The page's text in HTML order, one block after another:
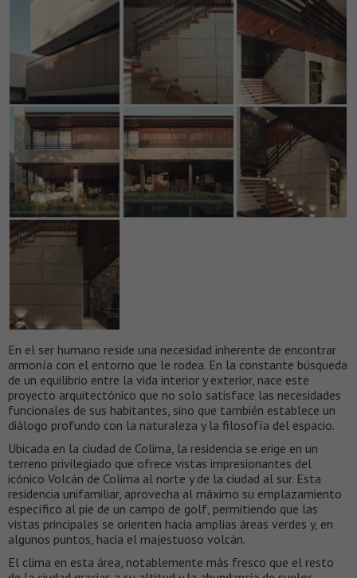
En el ser humano reside una necesidad inherente de encontrar
armonía con el entorno que le rodea. En la constante búsqueda
de un equilibrio entre la vida interior y exterior, nace este
proyecto arquitectónico que no solo satisface las necesidades
funcionales de sus habitantes, sino que también establece un
diálogo profundo con la naturaleza y la filosofía del espacio.
Ubicada en la ciudad de Colima, la residencia se erige en un
terreno privilegiado que ofrece vistas impresionantes del
icónico Volcán de Colima al norte y de la ciudad al sur. Esta
residencia unifamiliar, aprovecha al máximo su emplazamiento
específico al pie de un campo de golf, permitiendo que las
vistas principales se orienten hacia amplias áreas verdes y, en
algunos puntos, hacia el majestuoso volcán.
El clima en esta área, notablemente más fresco que el resto